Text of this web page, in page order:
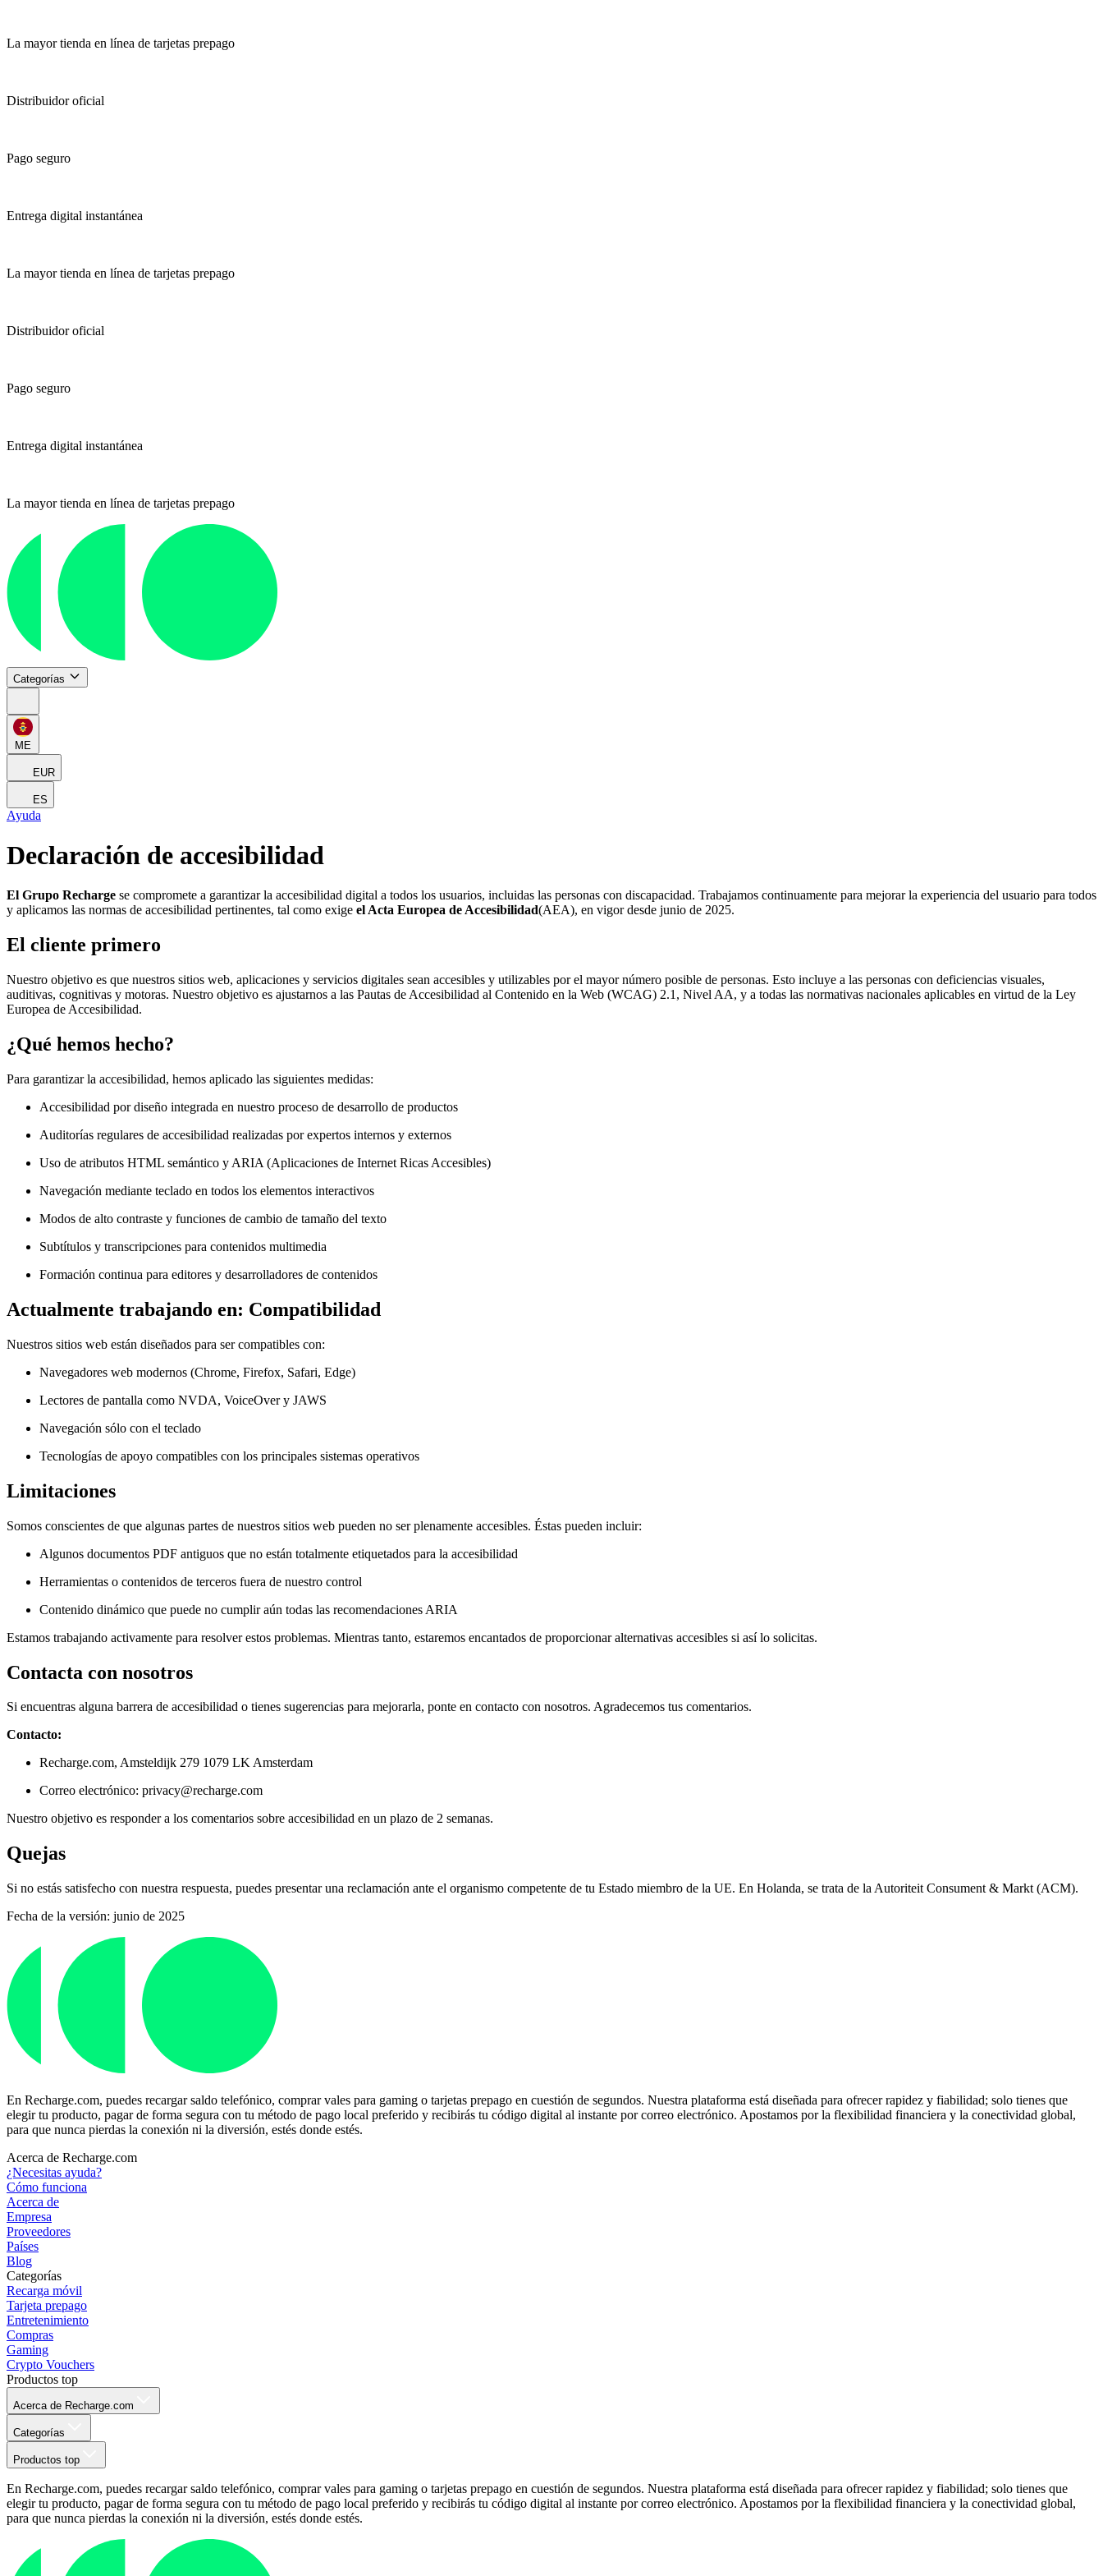
La mayor tienda en línea de tarjetas prepago
Distribuidor oficial
Pago seguro
Entrega digital instantánea
La mayor tienda en línea de tarjetas prepago
Distribuidor oficial
Pago seguro
Entrega digital instantánea
La mayor tienda en línea de tarjetas prepago
Categorías
ME
EUR
ES
Ayuda
Declaración de accesibilidad
El Grupo Recharge se compromete a garantizar la accesibilidad digital a todos los usuarios, incluidas las personas con discapacidad. Trabajamos continuamente para mejorar la experiencia del usuario para todos
y aplicamos las normas de accesibilidad pertinentes, tal como exige el Acta Europea de Accesibilidad(AEA), en vigor desde junio de 2025.
El cliente primero
Nuestro objetivo es que nuestros sitios web, aplicaciones y servicios digitales sean accesibles y utilizables por el mayor número posible de personas. Esto incluye a las personas con deficiencias visuales,
auditivas, cognitivas y motoras. Nuestro objetivo es ajustarnos a las Pautas de Accesibilidad al Contenido en la Web (WCAG) 2.1, Nivel AA, y a todas las normativas nacionales aplicables en virtud de la Ley
Europea de Accesibilidad.
¿Qué hemos hecho?
Para garantizar la accesibilidad, hemos aplicado las siguientes medidas:
Accesibilidad por diseño integrada en nuestro proceso de desarrollo de productos
Auditorías regulares de accesibilidad realizadas por expertos internos y externos
Uso de atributos HTML semántico y ARIA (Aplicaciones de Internet Ricas Accesibles)
Navegación mediante teclado en todos los elementos interactivos
Modos de alto contraste y funciones de cambio de tamaño del texto
Subtítulos y transcripciones para contenidos multimedia
Formación continua para editores y desarrolladores de contenidos
Actualmente trabajando en: Compatibilidad
Nuestros sitios web están diseñados para ser compatibles con:
Navegadores web modernos (Chrome, Firefox, Safari, Edge)
Lectores de pantalla como NVDA, VoiceOver y JAWS
Navegación sólo con el teclado
Tecnologías de apoyo compatibles con los principales sistemas operativos
Limitaciones
Somos conscientes de que algunas partes de nuestros sitios web pueden no ser plenamente accesibles. Éstas pueden incluir:
Algunos documentos PDF antiguos que no están totalmente etiquetados para la accesibilidad
Herramientas o contenidos de terceros fuera de nuestro control
Contenido dinámico que puede no cumplir aún todas las recomendaciones ARIA
Estamos trabajando activamente para resolver estos problemas. Mientras tanto, estaremos encantados de proporcionar alternativas accesibles si así lo solicitas.
Contacta con nosotros
Si encuentras alguna barrera de accesibilidad o tienes sugerencias para mejorarla, ponte en contacto con nosotros. Agradecemos tus comentarios.
Contacto:
Recharge.com, Amsteldijk 279 1079 LK Amsterdam
Correo electrónico: privacy@recharge.com
Nuestro objetivo es responder a los comentarios sobre accesibilidad en un plazo de 2 semanas.
Quejas
Si no estás satisfecho con nuestra respuesta, puedes presentar una reclamación ante el organismo competente de tu Estado miembro de la UE. En Holanda, se trata de la Autoriteit Consument & Markt (ACM).
Fecha de la versión: junio de 2025
En Recharge.com, puedes recargar saldo telefónico, comprar vales para gaming o tarjetas prepago en cuestión de segundos. Nuestra plataforma está diseñada para ofrecer rapidez y fiabilidad; solo tienes que
elegir tu producto, pagar de forma segura con tu método de pago local preferido y recibirás tu código digital al instante por correo electrónico. Apostamos por la flexibilidad financiera y la conectividad global,
para que nunca pierdas la conexión ni la diversión, estés donde estés.
Acerca de Recharge.com
¿Necesitas ayuda?
Cómo funciona
Acerca de
Empresa
Proveedores
Países
Blog
Categorías
Recarga móvil
Tarjeta prepago
Entretenimiento
Compras
Gaming
Crypto Vouchers
Productos top
Acerca de Recharge.com
Categorías
Productos top
En Recharge.com, puedes recargar saldo telefónico, comprar vales para gaming o tarjetas prepago en cuestión de segundos. Nuestra plataforma está diseñada para ofrecer rapidez y fiabilidad; solo tienes que
elegir tu producto, pagar de forma segura con tu método de pago local preferido y recibirás tu código digital al instante por correo electrónico. Apostamos por la flexibilidad financiera y la conectividad global,
para que nunca pierdas la conexión ni la diversión, estés donde estés.